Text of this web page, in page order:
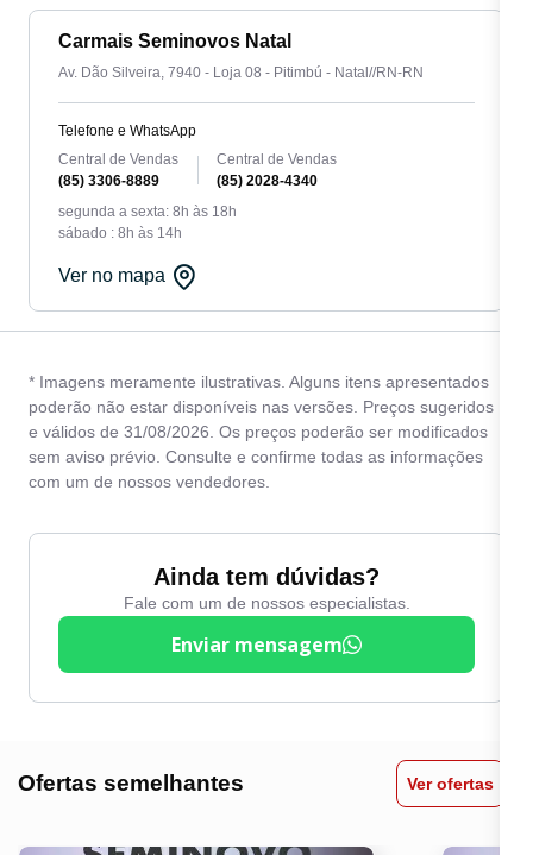
Carmais Seminovos Natal
Av. Dão Silveira, 7940 - Loja 08 - Pitimbú - Natal//RN-RN
Telefone e WhatsApp
Central de Vendas
(85) 3306-8889
Central de Vendas
(85) 2028-4340
segunda a sexta: 8h às 18h
sábado : 8h às 14h
Ver no mapa
* Imagens meramente ilustrativas. Alguns itens apresentados
poderão não estar disponíveis nas versões. Preços sugeridos
e válidos de 31/08/2026. Os preços poderão ser modificados
sem aviso prévio. Consulte e confirme todas as informações
com um de nossos vendedores.
Ainda tem dúvidas?
Fale com um de nossos especialistas.
Enviar mensagem
Ofertas semelhantes Ver ofertas